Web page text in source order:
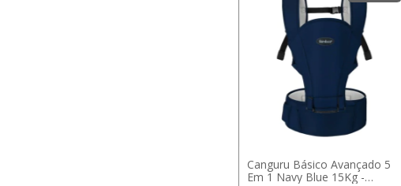
Canguru Básico Avançado 5
Em 1 Navy Blue 15Kg -